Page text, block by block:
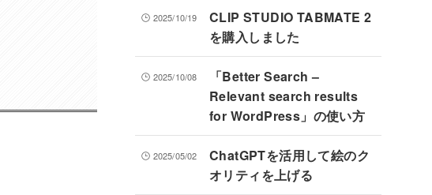
2025/10/19
CLIP STUDIO TABMATE 2
を購入しました
2025/10/08
「Better Search –
Relevant search results
for WordPress」の使い方
2025/05/02
ChatGPTを活用して絵のク
オリティを上げる